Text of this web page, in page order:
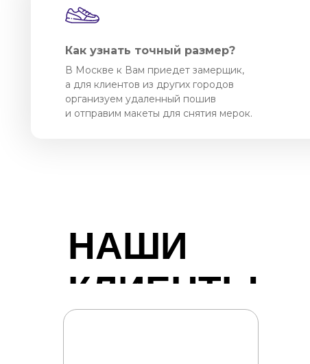
В Москве к Вам приедет замерщик,
а для клиентов из других городов
организуем удаленный пошив
и отправим макеты для снятия мерок.
Как узнать точный размер?
НАШИ
КЛИЕНТЫ